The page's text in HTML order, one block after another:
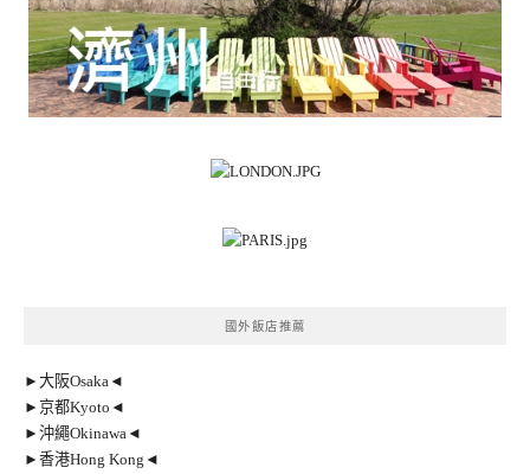
國外飯店推薦
►大阪Osaka◄
►京都Kyoto◄
►沖繩Okinawa◄
►香港Hong Kong◄